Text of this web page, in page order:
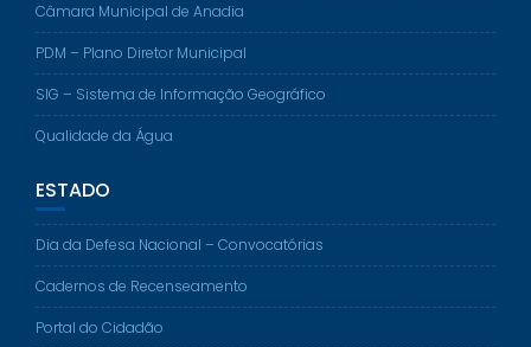
Câmara Municipal de Anadia
PDM – Plano Diretor Municipal
SIG – Sistema de Informação Geográfico
Qualidade da Água
ESTADO
Dia da Defesa Nacional – Convocatórias
Cadernos de Recenseamento
Portal do Cidadão